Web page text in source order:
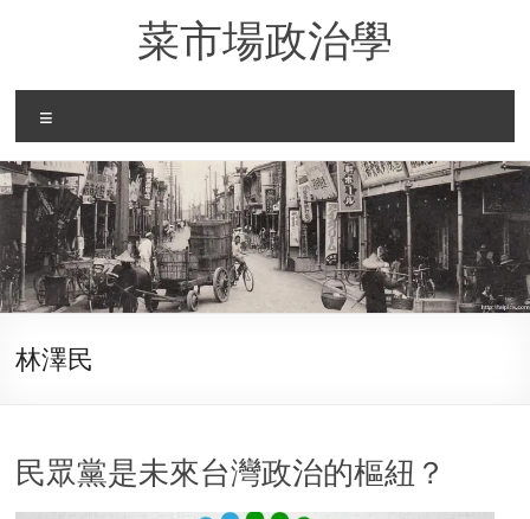
菜市場政治學
林澤民
民眾黨是未來台灣政治的樞紐？